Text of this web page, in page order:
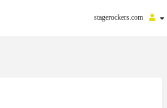
stagerockers.com